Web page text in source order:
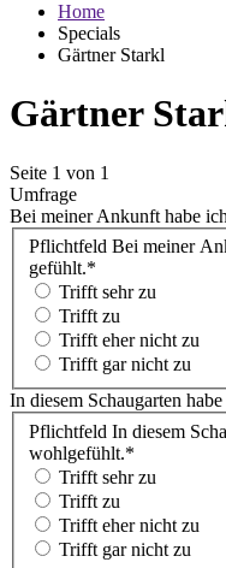
Home
Specials
Gärtner Starkl
Gärtner
Seite 1 von 1
Umfrage
Bei meiner Ankunft habe
Pflichtfeld Bei meiner
gefühlt.*
Trifft sehr zu
Trifft zu
Trifft eher nicht zu
Trifft gar nicht zu
In diesem Schaugarten
Pflichtfeld In diesem
wohlgefühlt.*
Trifft sehr zu
Trifft zu
Trifft eher nicht zu
Trifft gar nicht zu